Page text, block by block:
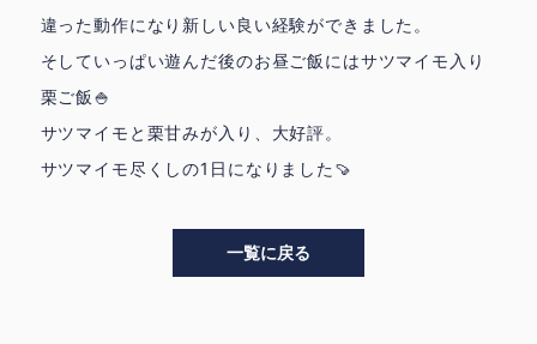
違った動作になり新しい良い経験ができました。
そしていっぱい遊んだ後のお昼ご飯にはサツマイモ入り
栗ご飯🍚
サツマイモと栗甘みが入り、大好評。
サツマイモ尽くしの1日になりました🍠
>
一覧に戻る